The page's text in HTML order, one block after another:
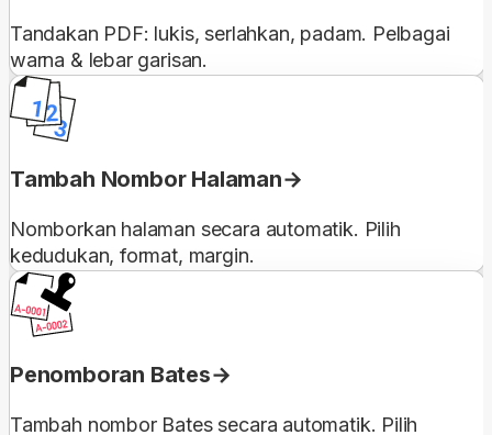
Tandakan PDF: lukis, serlahkan, padam. Pelbagai
warna & lebar garisan.
Tambah Nombor Halaman
Nomborkan halaman secara automatik. Pilih
kedudukan, format, margin.
Penomboran Bates
Tambah nombor Bates secara automatik. Pilih